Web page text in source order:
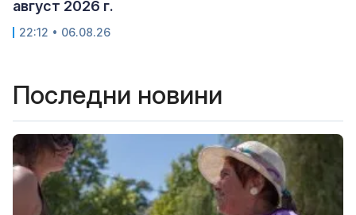
август 2026 г.
22:12 • 06.08.26
Последни новини